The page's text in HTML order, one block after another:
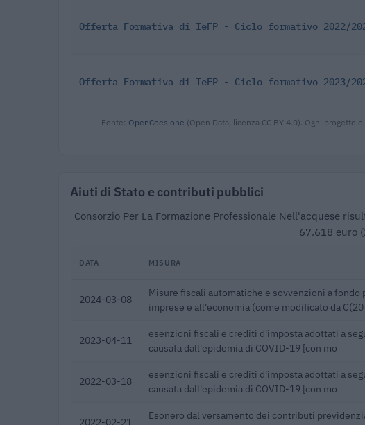
Offerta Formativa di IeFP - Ciclo formativo 2022/
Offerta Formativa di IeFP - Ciclo formativo 2023/
Fonte: OpenCoesione (Open Data, licenza CC BY 4.0). Ogni
Aiuti di Stato e contributi pubblici
Consorzio Per La Formazione Professionale Nell'acquese
67.618 euro
DATA MISURA
2024-03-08
Misure fiscali automatiche e sovvenzioni a fondo
imprese e all'economia (come modificato da C(20
2023-04-11
esenzioni fiscali e crediti d'imposta adottati a
causata dall'epidemia di COVID-19 [con mo
2022-03-18
esenzioni fiscali e crediti d'imposta adottati a
causata dall'epidemia di COVID-19 [con mo
2022-02-21
Esonero dal versamento dei contributi